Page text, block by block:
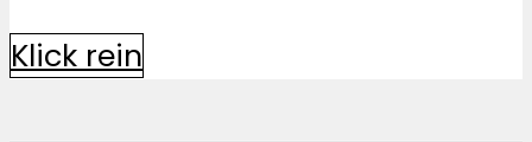
Klick rein